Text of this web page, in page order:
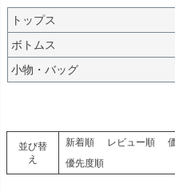
トップス
ボトムス
小物・バッグ
並び替
え
新着順 レビュー順
優先度順